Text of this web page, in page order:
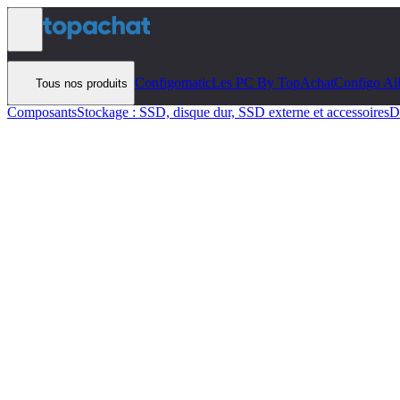
Aller au contenu
Tous nos produits ConfigomaticLes PC By TopAchatConfigo Ai
ComposantsStockage : SSD, disque dur, SSD externe et accessoires